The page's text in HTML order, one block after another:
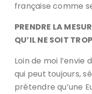
française comme
PRENDRE LA
QU’IL NE SOIT
Loin de moi l’envie
qui peut toujours,
prétendre qu’une